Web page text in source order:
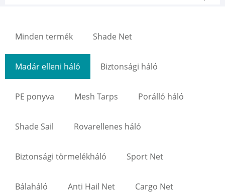
Minden termék Shade Net
Madár elleni háló Biztonsági háló
PE ponyva Mesh Tarps Porálló háló
Shade Sail Rovarellenes háló
Biztonsági törmelékháló Sport Net
Bálaháló Anti Hail Net Cargo Net